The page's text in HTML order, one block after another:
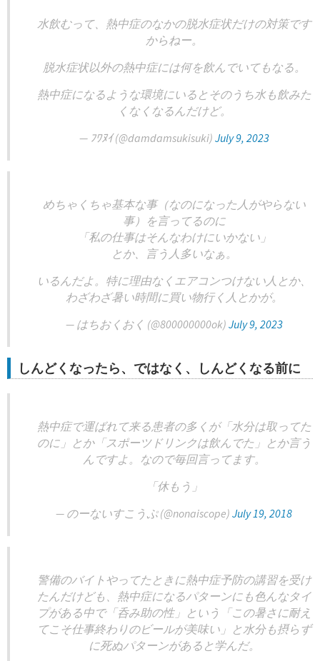
水飲むって、熱中症のなかの脱水症状だけの対策です
からねー。
脱水症状以外の熱中症には何を飲んでいてもなる。
熱中症になるような環境にいるとそのうち水も飲みた
くなくなるんだけど。
— ﾌﾜﾇｲ (@damdamsukisuki) July 9, 2023
めちゃくちゃ基本な事（なのになった人がやらない
事）を言ってるのに
「私の仕事はそんなわけにいかない」
とか、言う人多いなぁ。
いるんだよ。特に理由なくエアコンつけない人とか、
わざわざ暑い時間に買い物行く人とかが。
— はちおくおく (@800000000ok) July 9, 2023
しんどくなったら、ではなく、しんどくなる前に
熱中症で運ばれて来る患者の多くが「水分は取ってた
のに」とか「スポーツドリンクは飲んでた」とか言う
んですよ。なので毎回言ってます。
「休もう」
— のーないすこうぷ (@nonaiscope) July 19, 2018
警備のバイトやってたときに熱中症予防の講習を受け
たんだけども、熱中症になるパターンにも色んなタイ
プがある中で「呑み助の性」という「この暑さに耐え
てこそ仕事終わりのビールが美味い」と水分も摂らず
に死ぬパターンがあると学んだ。